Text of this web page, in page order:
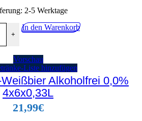
2-5 Werktage
Spezi 20x0,5L Menge
+
In den Warenkorb
Vorschau
Liste hinzufügen
Alkoholfrei 0,0%
4x6x0,33L
21,99€